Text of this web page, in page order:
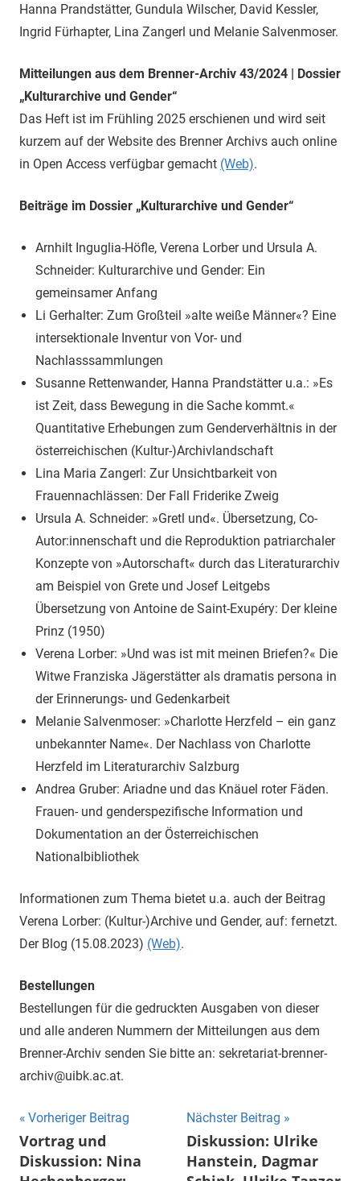
Hanna Prandstätter, Gundula Wilscher, David Kessler,
Ingrid Fürhapter, Lina Zangerl und Melanie Salvenmoser.
Mitteilungen aus dem Brenner-Archiv 43/2024 | Dossier
„Kulturarchive und Gender“
Das Heft ist im Frühling 2025 erschienen und wird seit
kurzem auf der Website des Brenner Archivs auch online
in Open Access verfügbar gemacht (Web).
Beiträge im Dossier „Kulturarchive und Gender“
Arnhilt Inguglia-Höfle, Verena Lorber und Ursula A.
Schneider: Kulturarchive und Gender: Ein
gemeinsamer Anfang
Li Gerhalter: Zum Großteil »alte weiße Männer«? Eine
intersektionale Inventur von Vor- und
Nachlasssammlungen
Susanne Rettenwander, Hanna Prandstätter u.a.: »Es
ist Zeit, dass Bewegung in die Sache kommt.«
Quantitative Erhebungen zum Genderverhältnis in der
österreichischen (Kultur-)Archivlandschaft
Lina Maria Zangerl: Zur Unsichtbarkeit von
Frauennachlässen: Der Fall Friderike Zweig
Ursula A. Schneider: »Gretl und«. Übersetzung, Co-
Autor:innenschaft und die Reproduktion patriarchaler
Konzepte von »Autorschaft« durch das Literaturarchiv
am Beispiel von Grete und Josef Leitgebs
Übersetzung von Antoine de Saint-Exupéry: Der kleine
Prinz (1950)
Verena Lorber: »Und was ist mit meinen Briefen?« Die
Witwe Franziska Jägerstätter als dramatis persona in
der Erinnerungs- und Gedenkarbeit
Melanie Salvenmoser: »Charlotte Herzfeld – ein ganz
unbekannter Name«. Der Nachlass von Charlotte
Herzfeld im Literaturarchiv Salzburg
Andrea Gruber: Ariadne und das Knäuel roter Fäden.
Frauen- und genderspezifische Information und
Dokumentation an der Österreichischen
Nationalbibliothek
Informationen zum Thema bietet u.a. auch der Beitrag
Verena Lorber: (Kultur-)Archive und Gender, auf: fernetzt.
Der Blog (15.08.2023) (Web).
Bestellungen
Bestellungen für die gedruckten Ausgaben von dieser
und alle anderen Nummern der Mitteilungen aus dem
Brenner-Archiv senden Sie bitte an: sekretariat-brenner-
archiv@uibk.ac.at.
Beitragsnavigation
Vorheriger Beitrag
Vortrag und
Diskussion: Nina
Nächster Beitrag
Diskussion: Ulrike
Hanstein, Dagmar